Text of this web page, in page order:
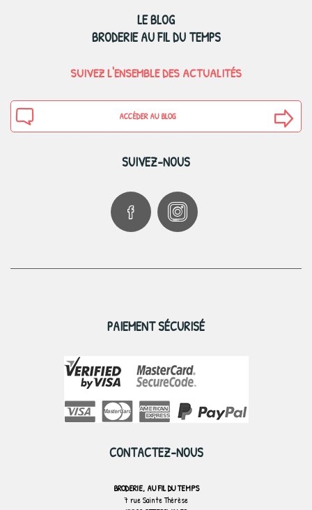
LE BLOG
BRODERIE AU FIL DU TEMPS
SUIVEZ L'ENSEMBLE DES ACTUALITÉS
ACCÉDER AU BLOG
SUIVEZ-NOUS
PAIEMENT SÉCURISÉ
CONTACTEZ-NOUS
BRODERIE, AU FIL DU TEMPS
7 rue Sainte Thérèse